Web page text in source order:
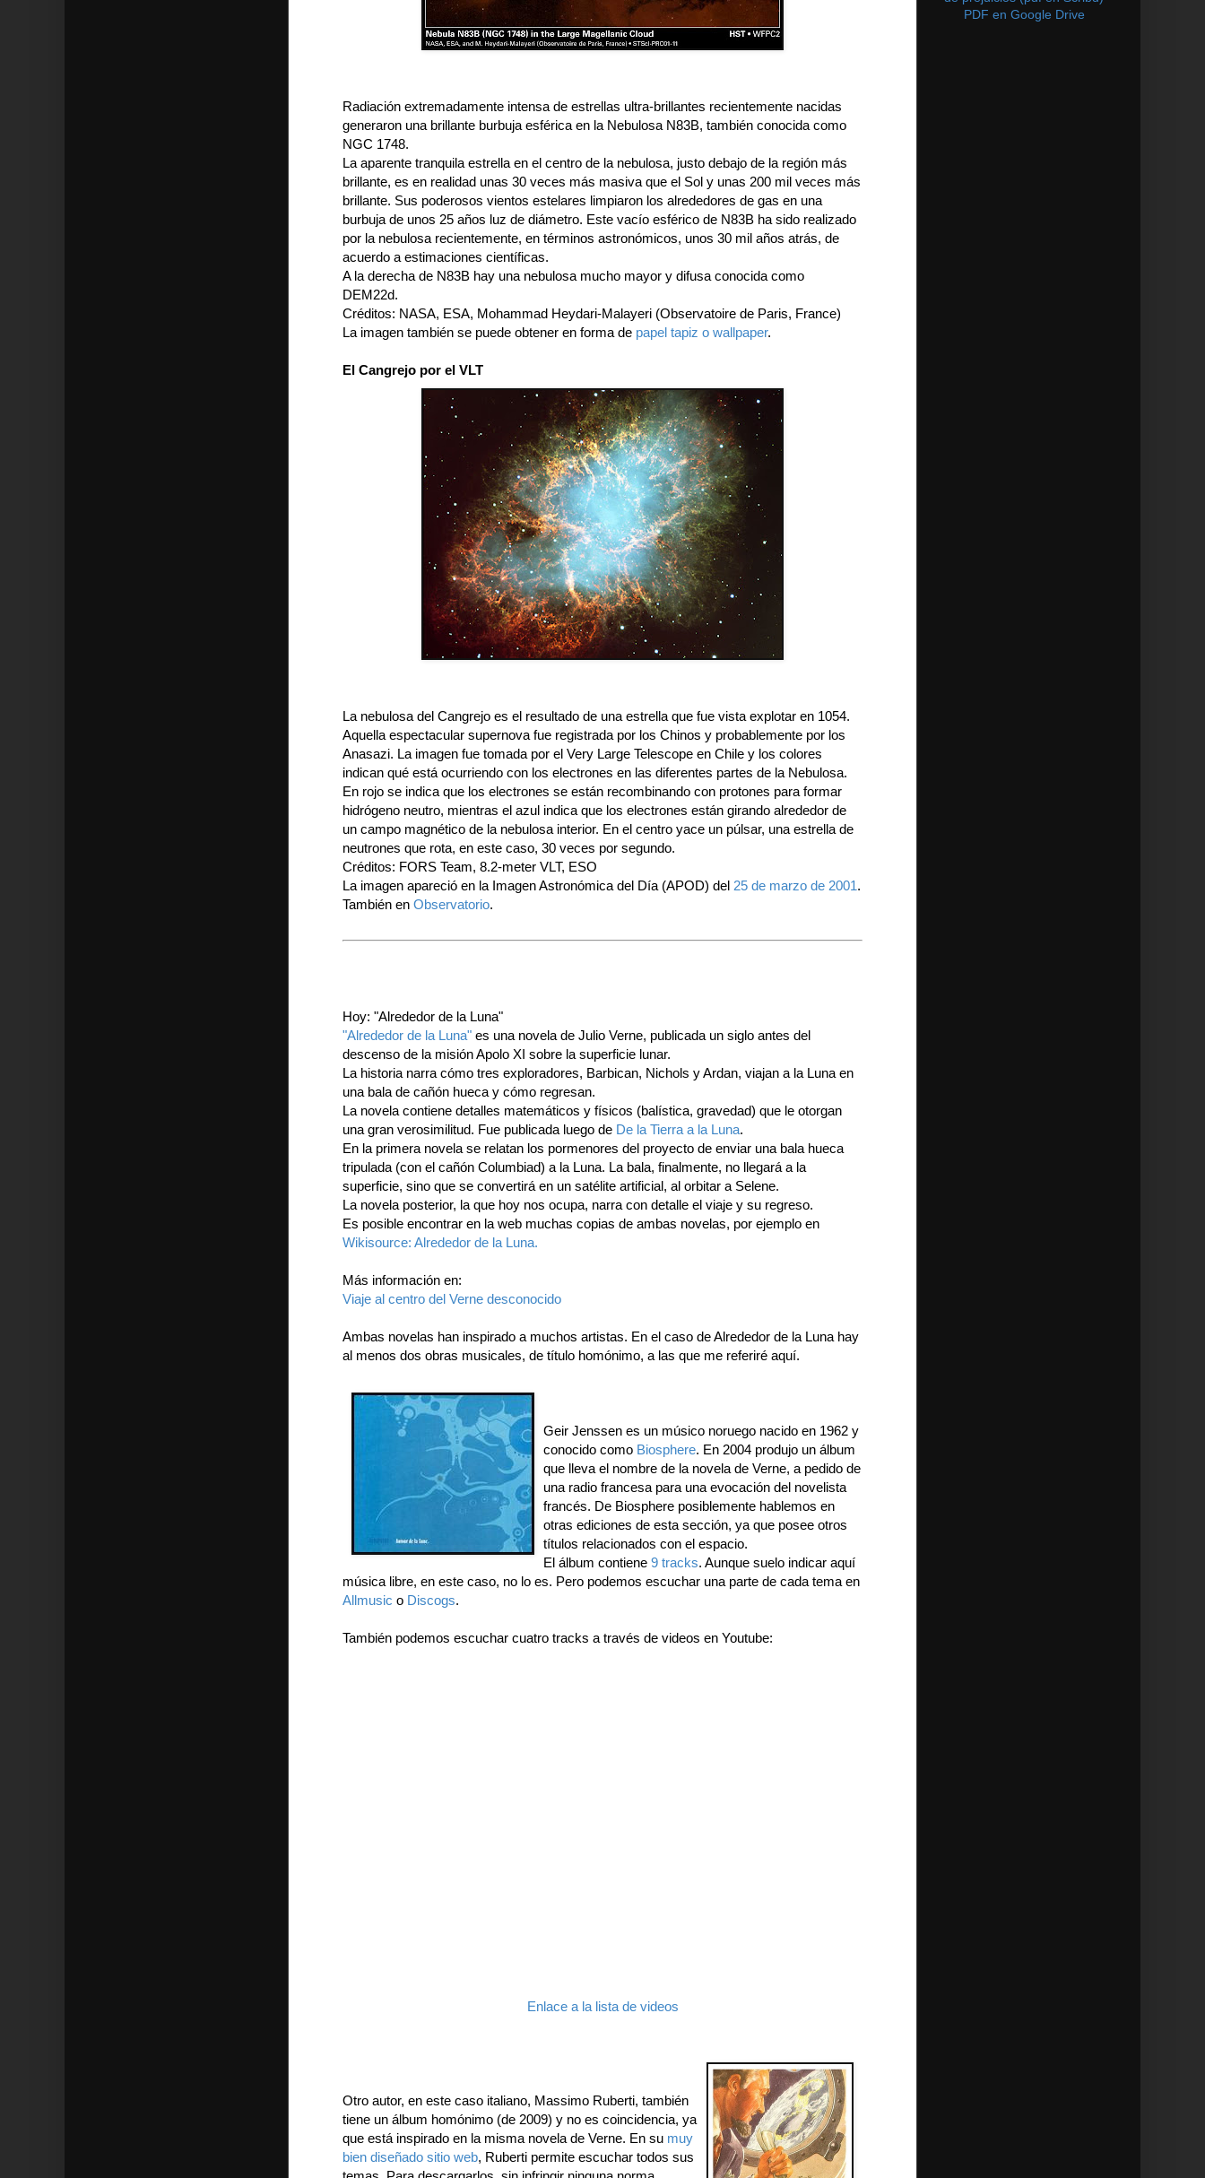
Radiación extremadamente intensa de estrellas ultra-brillantes recientemente nacidas
generaron una brillante burbuja esférica en la Nebulosa N83B, también conocida como
NGC 1748.
La aparente tranquila estrella en el centro de la nebulosa, justo debajo de la región más
brillante, es en realidad unas 30 veces más masiva que el Sol y unas 200 mil veces más
brillante. Sus poderosos vientos estelares limpiaron los alrededores de gas en una
burbuja de unos 25 años luz de diámetro. Este vacío esférico de N83B ha sido realizado
por la nebulosa recientemente, en términos astronómicos, unos 30 mil años atrás, de
acuerdo a estimaciones científicas.
A la derecha de N83B hay una nebulosa mucho mayor y difusa conocida como
DEM22d.
Créditos: NASA, ESA, Mohammad Heydari-Malayeri (Observatoire de Paris, France)
La imagen también se puede obtener en forma de papel tapiz o wallpaper.
El Cangrejo por el VLT
La nebulosa del Cangrejo es el resultado de una estrella que fue vista explotar en 1054.
Aquella espectacular supernova fue registrada por los Chinos y probablemente por los
Anasazi. La imagen fue tomada por el Very Large Telescope en Chile y los colores
indican qué está ocurriendo con los electrones en las diferentes partes de la Nebulosa.
En rojo se indica que los electrones se están recombinando con protones para formar
hidrógeno neutro, mientras el azul indica que los electrones están girando alrededor de
un campo magnético de la nebulosa interior. En el centro yace un púlsar, una estrella de
neutrones que rota, en este caso, 30 veces por segundo.
Créditos: FORS Team, 8.2-meter VLT, ESO
La imagen apareció en la Imagen Astronómica del Día (APOD) del 25 de marzo de 2001.
También en Observatorio.
Hoy: "Alrededor de la Luna"
"Alrededor de la Luna" es una novela de Julio Verne, publicada un siglo antes del
descenso de la misión Apolo XI sobre la superficie lunar.
La historia narra cómo tres exploradores, Barbican, Nichols y Ardan, viajan a la Luna en
una bala de cañón hueca y cómo regresan.
La novela contiene detalles matemáticos y físicos (balística, gravedad) que le otorgan
una gran verosimilitud. Fue publicada luego de De la Tierra a la Luna.
En la primera novela se relatan los pormenores del proyecto de enviar una bala hueca
tripulada (con el cañón Columbiad) a la Luna. La bala, finalmente, no llegará a la
superficie, sino que se convertirá en un satélite artificial, al orbitar a Selene.
La novela posterior, la que hoy nos ocupa, narra con detalle el viaje y su regreso.
Es posible encontrar en la web muchas copias de ambas novelas, por ejemplo en
Wikisource: Alrededor de la Luna.
Más información en:
Viaje al centro del Verne desconocido
Ambas novelas han inspirado a muchos artistas. En el caso de Alrededor de la Luna hay
al menos dos obras musicales, de título homónimo, a las que me referiré aquí.
Geir Jenssen es un músico noruego nacido en 1962 y
conocido como Biosphere. En 2004 produjo un álbum
que lleva el nombre de la novela de Verne, a pedido de
una radio francesa para una evocación del novelista
francés. De Biosphere posiblemente hablemos en
otras ediciones de esta sección, ya que posee otros
títulos relacionados con el espacio.
El álbum contiene 9 tracks. Aunque suelo indicar aquí
música libre, en este caso, no lo es. Pero podemos escuchar una parte de cada tema en
Allmusic o Discogs.
También podemos escuchar cuatro tracks a través de videos en Youtube:
Enlace a la lista de videos
Otro autor, en este caso italiano, Massimo Ruberti, también
tiene un álbum homónimo (de 2009) y no es coincidencia, ya
que está inspirado en la misma novela de Verne. En su muy
bien diseñado sitio web, Ruberti permite escuchar todos sus
PDF en Google Drive